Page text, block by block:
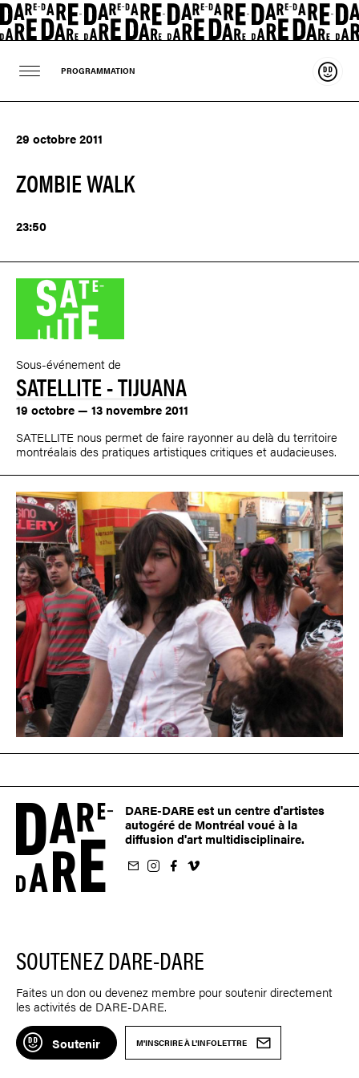
PROGRAMMATION
29 octobre 2011
ZOMBIE WALK
23:50
Sous-événement de
SATELLITE - TIJUANA
19 octobre — 13 novembre 2011
SATELLITE nous permet de faire rayonner au delà du territoire
montréalais des pratiques artistiques critiques et audacieuses.
DARE-DARE est un centre d'artistes
autogéré de Montréal voué à la
diffusion d'art multidisciplinaire.
sur Instagram
sur Facebook
nous sur Vimeo
SOUTENEZ DARE-DARE
Faites un don ou devenez membre pour soutenir directement
les activités de DARE-DARE.
Soutenir M'INSCRIRE À L'INFOLETTRE